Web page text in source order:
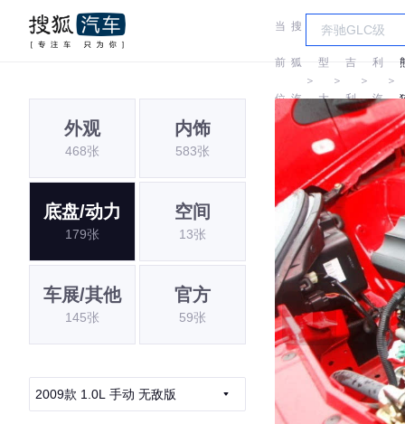
当
前
位
搜
狐
汽
＞
车
型
大
全
＞
吉
利
＞
吉
利
汽
车
＞
外观
468张
内饰
583张
底盘/动力
179张
空间
13张
车展/其他
145张
官方
59张
2009款 1.0L 手动 无敌版